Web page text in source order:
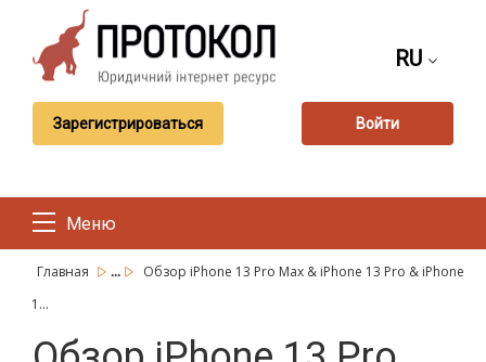
RU
Зарегистрироваться Войти
Меню
Главная ...
Обзор iPhone 13 Pro Max & iPhone 13 Pro & iPhone
1...